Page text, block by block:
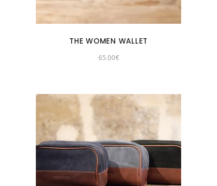
THE WOMEN WALLET
65.00€